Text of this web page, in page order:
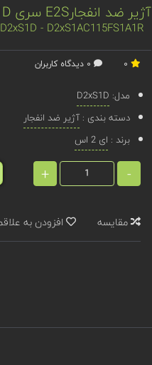
آژیر ضد انفجارE2S سری D2xS1D مدل D2xS1AC115FS1A1R
- D2xS1AC115FS1A1R
مدل: D2xS1D
دسته بندی : آژیر ضد انفجار
برند : ای 2 اس
-
+
مقایسه افزودن به